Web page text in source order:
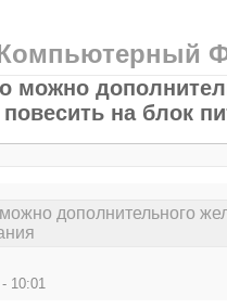
можно
повесить на блок
дополнительного
10:01